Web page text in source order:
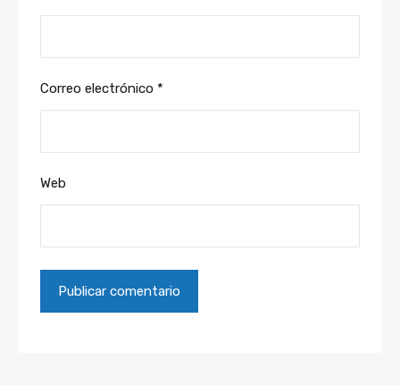
Correo electrónico *
Web